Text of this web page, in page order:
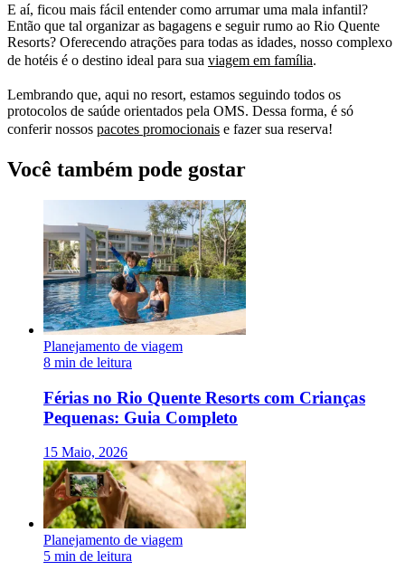
E aí, ficou mais fácil entender como arrumar uma mala infantil?
Então que tal organizar as bagagens e seguir rumo ao Rio Quente
Resorts? Oferecendo atrações para todas as idades, nosso complexo
de hotéis é o destino ideal para sua viagem em família.
Lembrando que, aqui no resort, estamos seguindo todos os
protocolos de saúde orientados pela OMS. Dessa forma, é só
conferir nossos pacotes promocionais e fazer sua reserva!
Você também pode gostar
Planejamento de viagem
8 min de leitura
Férias no Rio Quente Resorts com Crianças
Pequenas: Guia Completo
15 Maio, 2026
Planejamento de viagem
5 min de leitura